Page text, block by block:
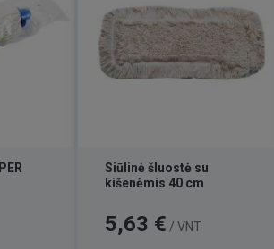
Siūlinė šluostė su
kišenėmis 40 cm
Kaina
5,63 € / VNT